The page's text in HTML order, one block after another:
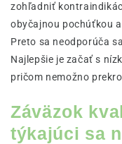
zohľadniť
obyčajnou pochúťkou
Preto sa neodporúča
Najlepšie je začať s
pričom nemožno
Záväzok
týkajúci sa